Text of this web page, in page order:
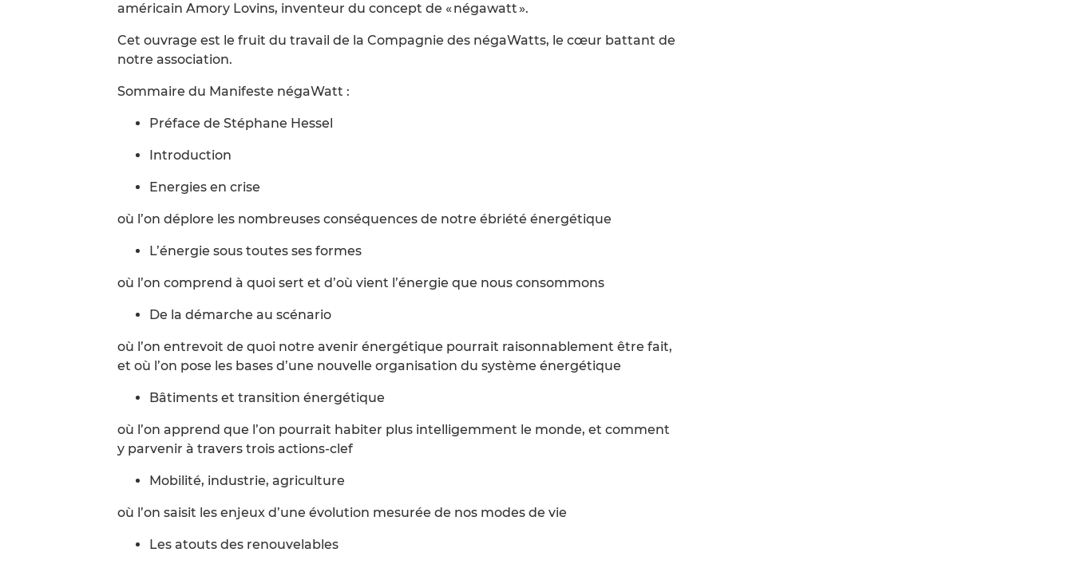
américain Amory Lovins, inventeur du concept de « négawatt ».
Cet ouvrage est le fruit du travail de la Compagnie des négaWatts, le cœur battant de
notre association.
Sommaire du Manifeste négaWatt :
Préface de Stéphane Hessel
Introduction
Energies en crise
où l’on déplore les nombreuses conséquences de notre ébriété énergétique
L’énergie sous toutes ses formes
où l’on comprend à quoi sert et d’où vient l’énergie que nous consommons
De la démarche au scénario
où l’on entrevoit de quoi notre avenir énergétique pourrait raisonnablement être fait,
et où l’on pose les bases d’une nouvelle organisation du système énergétique
Bâtiments et transition énergétique
où l’on apprend que l’on pourrait habiter plus intelligemment le monde, et comment
y parvenir à travers trois actions-clef
Mobilité, industrie, agriculture
où l’on saisit les enjeux d’une évolution mesurée de nos modes de vie
Les atouts des renouvelables